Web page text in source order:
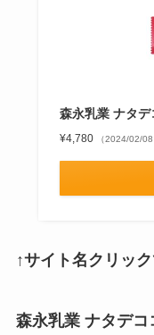
森永乳業 ナタ
¥4,780 （2024/02/
↑サイト名クリッ
森永乳業 ナタデ